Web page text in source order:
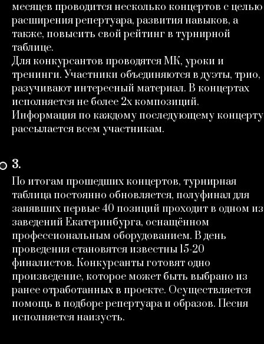
месяцев проводится несколько концертов с целью
расширения репертуара, развития навыков, а
также, повысить свой рейтинг в турнирной
таблице.
‎Для конкурсантов проводятся МК, уроки и
тренинги. Участники объединяются в дуэты, трио,
разучивают интересный материал. В концертах
исполняется не более 2х композиций.
Информация по каждому последующему концерту
рассылается всем участникам.
3.
По итогам прошедших концертов, турнирная
таблица постоянно обновляется, полуфинал для
занявших первые 40 позиций проходит в одном из
заведений Екатеринбурга, оснащённом
профессиональным оборудованием. В день
проведения становятся известны 15-20
финалистов. Конкурсанты готовят одно
произведение, которое может быть выбрано из
ранее отработанных в проекте. Осуществляется
помощь в подборе репертуара и образов. Песня
исполняется наизусть.